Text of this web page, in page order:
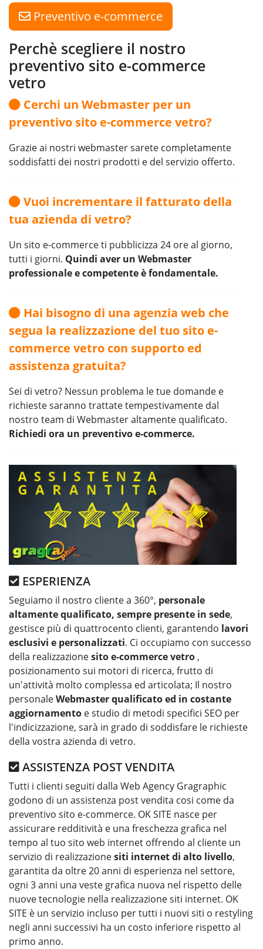
Preventivo e-commerce
Perchè scegliere il nostro
preventivo sito e-commerce
vetro
Cerchi un Webmaster per un
preventivo sito e-commerce vetro?
Grazie ai nostri webmaster sarete completamente
soddisfatti dei nostri prodotti e del servizio offerto.
Vuoi incrementare il fatturato della
tua azienda di vetro?
Un sito e-commerce ti pubblicizza 24 ore al giorno,
tutti i giorni. Quindi aver un Webmaster
professionale e competente è fondamentale.
Hai bisogno di una agenzia web che
segua la realizzazione del tuo sito e-
commerce vetro con supporto ed
assistenza gratuita?
Sei di vetro? Nessun problema le tue domande e
richieste saranno trattate tempestivamente dal
nostro team di Webmaster altamente qualificato.
Richiedi ora un preventivo e-commerce.
ESPERIENZA
Seguiamo il nostro cliente a 360°, personale
altamente qualificato, sempre presente in sede,
gestisce più di quattrocento clienti, garantendo lavori
esclusivi e personalizzati. Ci occupiamo con successo
della realizzazionesito e-commerce vetro ,
posizionamento sui motori di ricerca, frutto di
un'attività molto complessa ed articolata; Il nostro
personaleWebmaster qualificato ed in costante
aggiornamento e studio di metodi specifici SEO per
l'indicizzazione, sarà in grado di soddisfare le richieste
della vostra azienda di vetro.
ASSISTENZA POST VENDITA
Tutti i clienti seguiti dalla Web Agency Gragraphic
godono di un assistenza post vendita cosi come da
preventivo sito e-commerce. OK SITE nasce per
assicurare redditività e una freschezza grafica nel
tempo al tuo sito web internet offrendo al cliente un
servizio di realizzazionesiti internet di alto livello,
garantita da oltre 20 anni di esperienza nel settore,
ogni 3 anni una veste grafica nuova nel rispetto delle
nuove tecnologie nella realizzazione siti internet. OK
SITE è un servizio incluso per tutti i nuovi siti o restyling
negli anni successivi ha un costo inferiore rispetto al
primo anno.